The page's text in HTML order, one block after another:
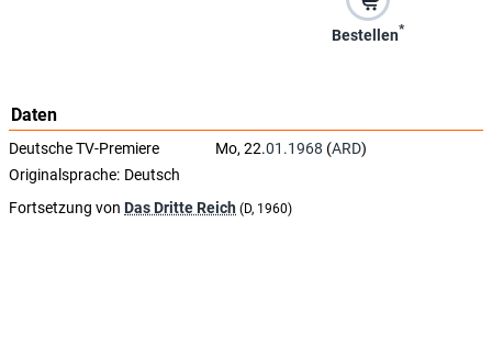
Bestellen*
Daten
Deutsche TV-Premiere Mo, 22.01.1968 (ARD)
Originalsprache: Deutsch
Fortsetzung von Das Dritte Reich (D, 1960)